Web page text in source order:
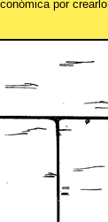
por crearlo.